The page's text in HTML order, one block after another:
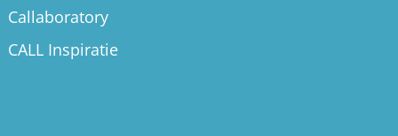
Callaboratory
CALL Inspiratie